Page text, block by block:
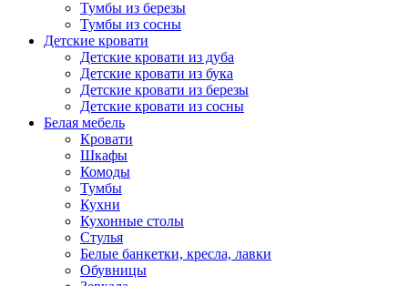
Тумбы из березы
Тумбы из сосны
Детские кровати
Детские кровати из дуба
Детские кровати из бука
Детские кровати из березы
Детские кровати из сосны
Белая мебель
Кровати
Шкафы
Комоды
Тумбы
Кухни
Кухонные столы
Стулья
Белые банкетки, кресла, лавки
Обувницы